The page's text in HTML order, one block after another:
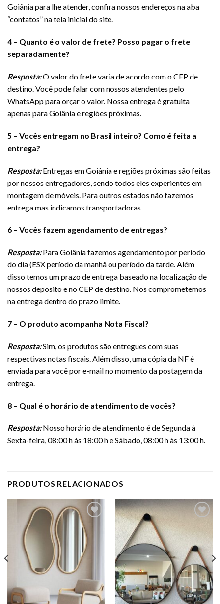
Goiânia para lhe atender, confira nossos endereços na aba
“contatos” na tela inicial do site.
4 – Quanto é o valor de frete? Posso pagar o frete
separadamente?
Resposta:O valor do frete varia de acordo com o CEP de
destino. Você pode falar com nossos atendentes pelo
WhatsApp para orçar o valor. Nossa entrega é gratuita
apenas para Goiânia e regiões próximas.
5 – Vocês entregam no Brasil inteiro? Como é feita a
entrega?
Resposta:Entregas em Goiânia e regiões próximas são feitas
por nossos entregadores, sendo todos eles experientes em
montagem de móveis. Para outros estados não fazemos
entrega mas indicamos transportadoras.
6 – Vocês fazem agendamento de entregas?
Resposta:Para Goiânia fazemos agendamento por período
do dia (ESX período da manhã ou período da tarde. Além
disso temos um prazo de entrega baseado na localização de
nossos deposito e no CEP de destino. Nos comprometemos
na entrega dentro do prazo limite.
7 – O produto acompanha Nota Fiscal?
Resposta:Sim, os produtos são entregues com suas
respectivas notas fiscais. Além disso, uma cópia da NF é
enviada para você por e-mail no momento da postagem da
entrega.
8 – Qual é o horário de atendimento de vocês?
Resposta:Nosso horário de atendimento é de Segunda à
Sexta-feira, 08:00 h às 18:00 h e Sábado, 08:00 h às 13:00 h.
PRODUTOS RELACIONADOS
Adicionar
a lista de
desejos